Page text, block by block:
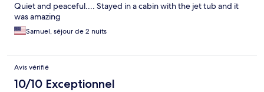
Quiet and peaceful.... Stayed in a cabin with the jet tub and it
was amazing
Samuel, séjour de 2 nuits
Avis vérifié
10/10 Exceptionnel